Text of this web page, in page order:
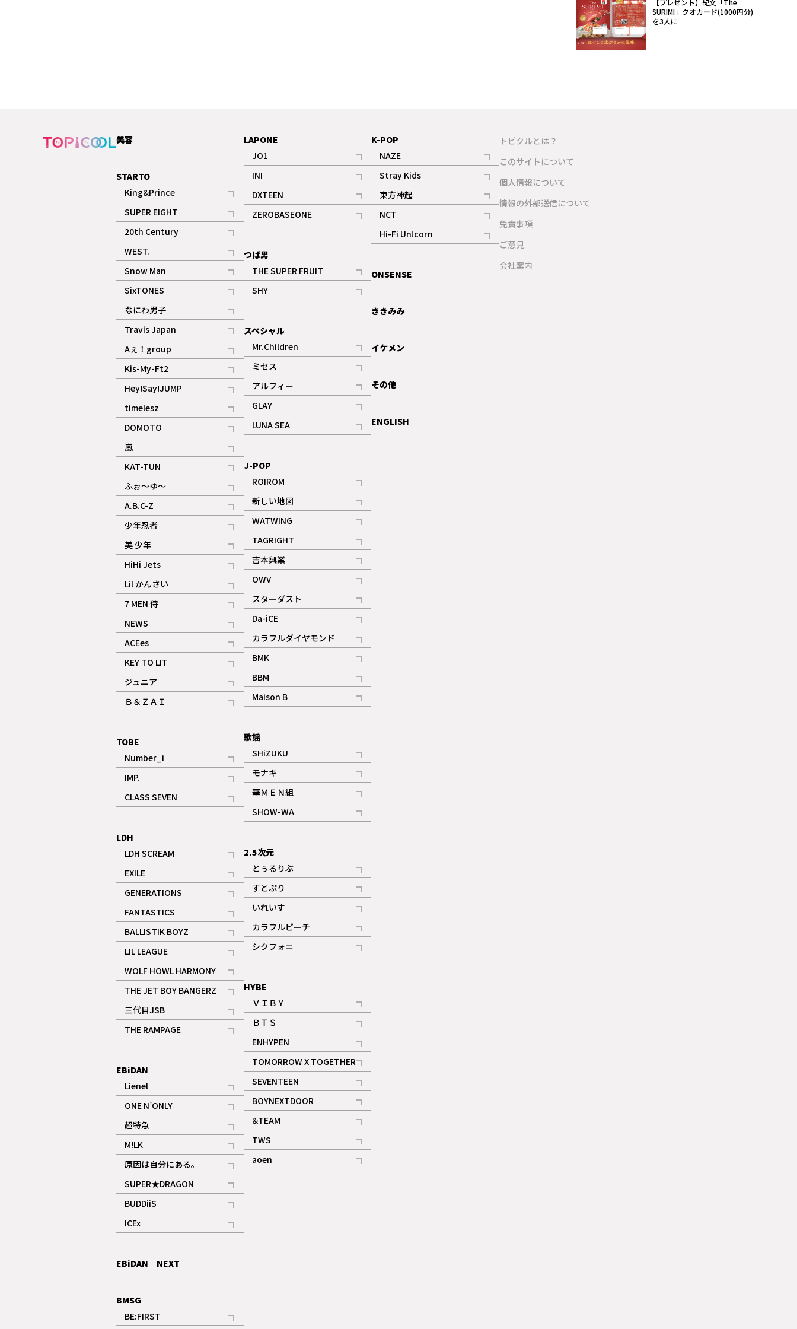
【プレゼント】紀文「The
SURIMI」クオカード(1000円分)
を3人に
美容
STARTO
King&Prince
記事
SUPER EIGHT
記事
20th Century
記事
WEST.
記事
Snow Man
記事
ギャラリー
SixTONES
記事
ギャラリー
なにわ男子
記事
Travis Japan
記事
Aぇ！group
記事
Kis-My-Ft2
記事
ギャラリー
Hey!Say!JUMP
記事
timelesz
記事
DOMOTO
記事
嵐
記事
KAT-TUN
記事
ふぉ～ゆ～
記事
A.B.C-Z
記事
ギャラリー
少年忍者
記事
美 少年
記事
HiHi Jets
記事
Lil かんさい
記事
7 MEN 侍
記事
NEWS
記事
ACEes
記事
KEY TO LIT
記事
ジュニア
記事
Ｂ＆ＺＡＩ
記事
TOBE
Number_i
記事
IMP.
記事
CLASS SEVEN
記事
LDH
LDH SCREAM
記事
EXILE
記事
GENERATIONS
記事
FANTASTICS
記事
BALLISTIK BOYZ
記事
LIL LEAGUE
記事
WOLF HOWL HARMONY
記事
THE JET BOY BANGERZ
記事
三代目JSB
記事
THE RAMPAGE
記事
EBiDAN
Lienel
記事
ONE N’ONLY
記事
超特急
記事
ギャラリー
M!LK
記事
原因は自分にある。
記事
SUPER★DRAGON
記事
BUDDiiS
記事
ICEx
記事
EBiDAN NEXT
BMSG
BE:FIRST
LAPONE
JO1
記事
ギャラリー
INI
記事
ギャラリー
DXTEEN
記事
ギャラリー
ZEROBASEONE
記事
つば男
THE SUPER FRUIT
記事
ギャラリー
SHY
記事
スペシャル
Mr.Children
記事
ミセス
記事
アルフィー
記事
GLAY
記事
LUNA SEA
記事
J-POP
ROIROM
記事
新しい地図
記事
WATWING
記事
TAGRIGHT
記事
吉本興業
記事
OWV
記事
ギャラリー
スターダスト
記事
Da-iCE
記事
カラフルダイヤモンド
記事
BMK
記事
ギャラリー
BBM
記事
ギャラリー
Maison B
記事
歌謡
SHiZUKU
記事
モナキ
記事
華ＭＥＮ組
記事
SHOW-WA
記事
2.5次元
とぅるりぶ
記事
すとぷり
記事
ギャラリー
いれいす
記事
ギャラリー
カラフルピーチ
記事
シクフォニ
記事
HYBE
ＶＩＢＹ
記事
ＢＴＳ
記事
ENHYPEN
記事
TOMORROW X TOGETHER
記事
ギャラリー
SEVENTEEN
記事
BOYNEXTDOOR
記事
&TEAM
記事
ギャラリー
TWS
記事
aoen
記事
K-POP
NAZE
記事
Stray Kids
記事
東方神起
記事
NCT
記事
Hi-Fi Un!corn
記事
ONSENSE
ききみみ
イケメン
その他
ENGLISH
トピクルとは？
このサイトについて
個人情報について
情報の外部送信について
免責事項
ご意見
会社案内